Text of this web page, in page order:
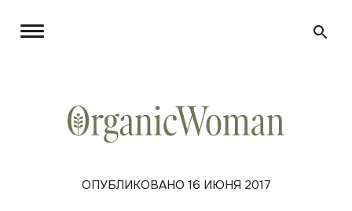
ОПУБЛИКОВАНО 16 ИЮНЯ 2017